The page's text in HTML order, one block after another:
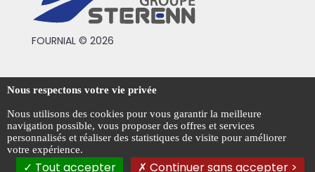
FOURNIAL © 2026
Conditions générales de vente
Mentions légales
Politique de confidentialité
Gestion des cookies
Nous respectons votre vie privée
Nous utilisons des cookies pour vous garantir la meilleure
navigation possible, vous proposer des offres et services
personnalisés et réaliser des statistiques de visite pour améliorer
votre expérience.
Tout accepter Continuer sans accepter >